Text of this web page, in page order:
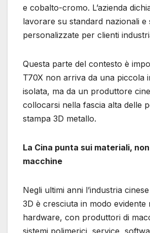
e cobalto-cromo. L’azienda
lavorare su standard nazionali e
personalizzate per clienti
Questa parte del contesto è
T70X non arriva da una piccola
isolata, ma da un produttore
collocarsi nella fascia alta delle
stampa 3D metallo.
La Cina punta sui materiali,
macchine
Negli ultimi anni l’industria
3D è cresciuta in modo evidente
hardware, con produttori di